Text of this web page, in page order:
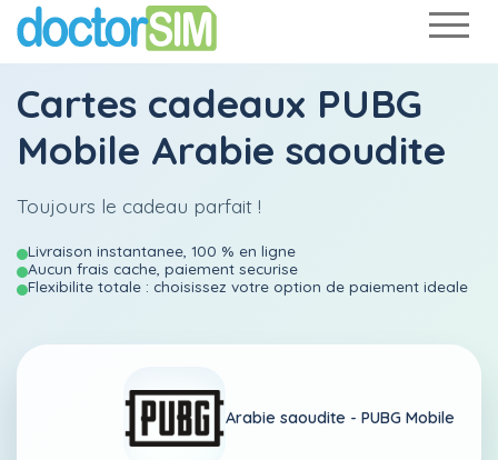
Cartes cadeaux PUBG
Mobile Arabie saoudite
Toujours le cadeau parfait !
Livraison instantanee, 100 % en ligne
Aucun frais cache, paiement securise
Flexibilite totale : choisissez votre option de paiement ideale
Arabie saoudite - PUBG Mobile